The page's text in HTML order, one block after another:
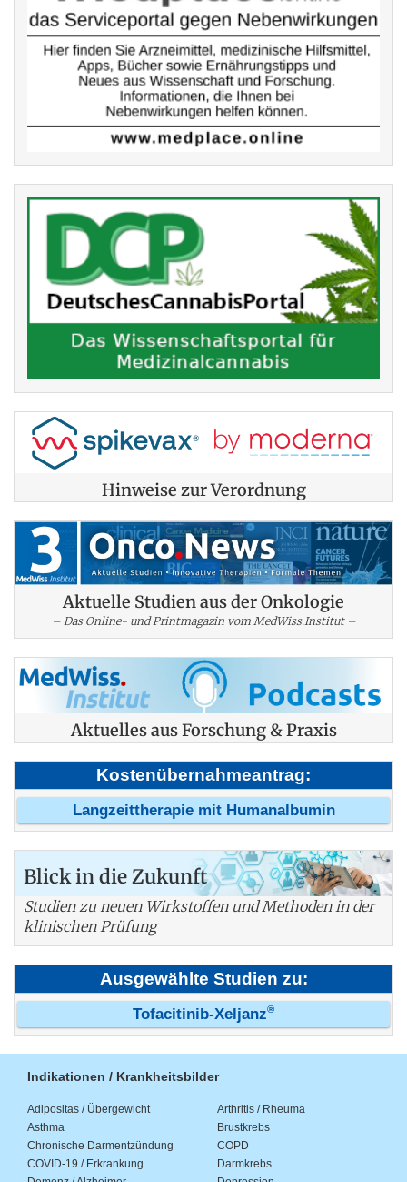
Hinweise zur Verordnung
Aktuelle Studien aus der Onkologie
– Das Online- und Printmagazin vom MedWiss.Institut –
Aktuelles aus Forschung & Praxis
Kostenübernahmeantrag:
Langzeittherapie mit Humanalbumin
Blick in die Zukunft
Studien zu neuen Wirkstoffen und Methoden in der
klinischen Prüfung
Ausgewählte Studien zu:
Tofacitinib-Xeljanz®
Indikationen / Krankheitsbilder
Adipositas / Übergewicht
Arthritis / Rheuma
Asthma
Brustkrebs
Chronische Darmentzündung
COPD
COVID-19 / Erkrankung
Darmkrebs